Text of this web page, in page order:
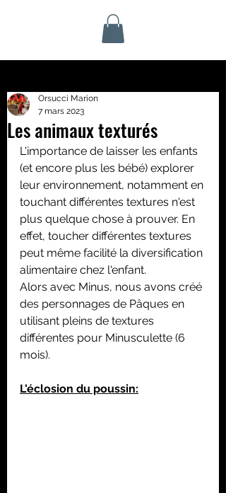
Les animaux texturés
Orsucci Marion
7 mars 2023
L'importance de laisser les enfants
(et encore plus les bébé) explorer
leur environnement, notamment en
touchant différentes textures n'est
plus quelque chose à prouver. En
effet, toucher différentes textures
peut même facilité la diversification
alimentaire chez l'enfant.
Alors avec Minus, nous avons créé
des personnages de Pâques en
utilisant pleins de textures
différentes pour Minusculette (6
mois).
L'éclosion du poussin: